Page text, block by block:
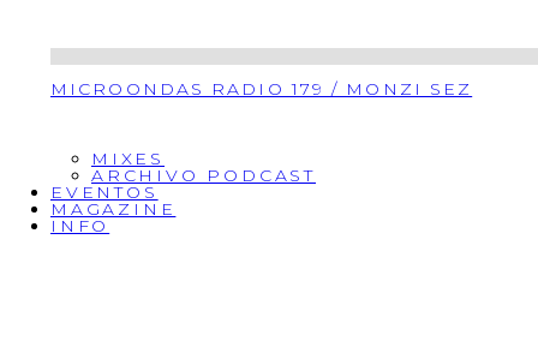
MICROONDAS RADIO 179 / MONZI SEZ
MIXES
ARCHIVO PODCAST
EVENTOS
MAGAZINE
INFO